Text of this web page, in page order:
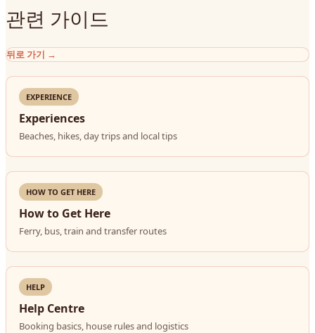
관련 가이드
뒤로 가기 →
EXPERIENCE
Experiences
Beaches, hikes, day trips and local tips
HOW TO GET HERE
How to Get Here
Ferry, bus, train and transfer routes
HELP
Help Centre
Booking basics, house rules and logistics